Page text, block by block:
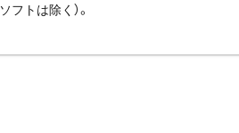
フトは除く）。